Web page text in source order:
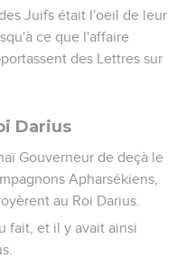
Juifs était l'oeil de leur
ce que l'affaire
des Lettres sur
Darius
Gouverneur de deçà le
Apharsékiens,
au Roi Darius.
fait, et il y avait ainsi